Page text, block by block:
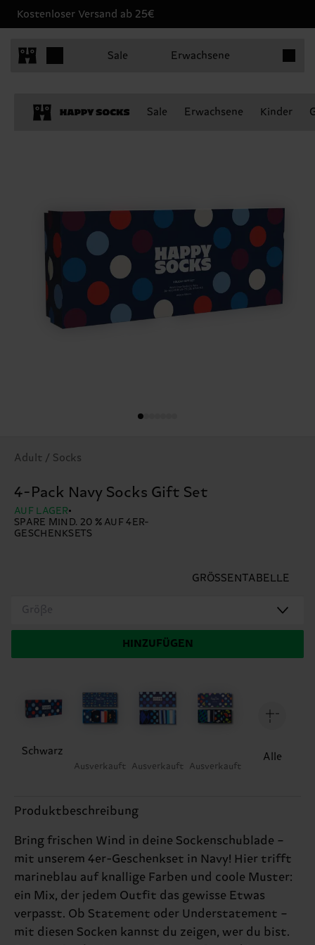
Kostenloser Versand ab 25€
Sale Erwachsene
Sale Erwachsene Kinder
Adult / Socks
4-Pack Navy Socks Gift Set
AUF LAGER
SPARE MIND. 20 % AUF 4ER-
GESCHENKSETS
GRÖSSENTABELLE
Größe
HINZUFÜGEN
Schwarz
Ausverkauft Ausverkauft Ausverkauft
Alle
Produktbeschreibung
Bring frischen Wind in deine Sockenschublade –
mit unserem 4er-Geschenkset in Navy! Hier trifft
marineblau auf knallige Farben und coole Muster:
ein Mix, der jedem Outfit das gewisse Etwas
verpasst. Ob Statement oder Understatement –
mit diesen Socken kannst du zeigen, wer du bist.